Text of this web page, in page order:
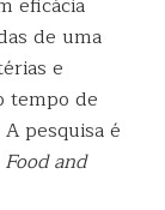
de uma
e
tempo de
pesquisa é
Food and